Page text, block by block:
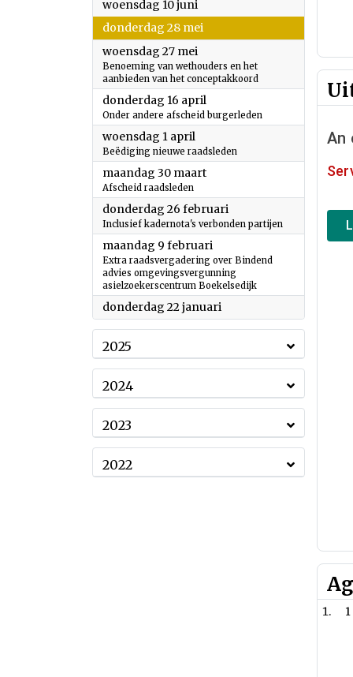
woensdag 10 juni
donderdag 28 mei
woensdag 27 mei
Benoeming van wethouders en het
aanbieden van het conceptakkoord
donderdag 16 april
Onder andere afscheid burgerleden
woensdag 1 april
Beëdiging nieuwe raadsleden
maandag 30 maart2026
Afscheid raadsleden
donderdag 26 februari
Inclusief kadernota's verbonden partijen
maandag 9 februari
Extra raadsvergadering over Bindend
advies omgevingsvergunning
asielzoekerscentrum Boekelsedijk
donderdag 22 januari
2025
2024
2023
2022
1